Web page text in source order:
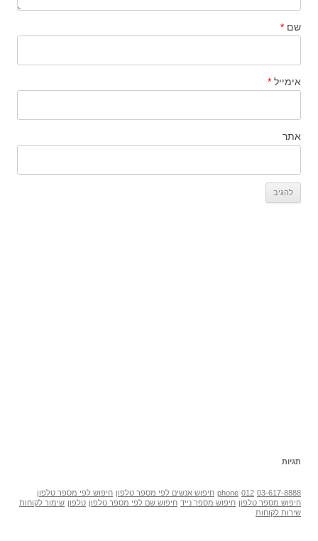
שם *
אימייל *
אתר
תגיות
03-617-8888
012
phone חיפוש אנשים לפי מספר טלפון חיפוש לפי מספר טלפון
חיפוש מספר טלפון חיפוש מספר נייד חיפוש שם לפי מספר טלפון טלפון שימור לקוחות
שירות לקוחות